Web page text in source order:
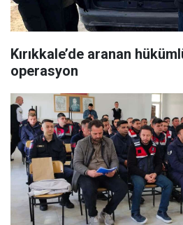
Kırıkkale’de aranan
operasyon